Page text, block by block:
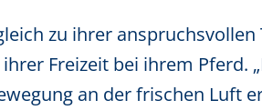
zu ihrer
Freizeit bei ihrem Pferd.
an der frischen Luft